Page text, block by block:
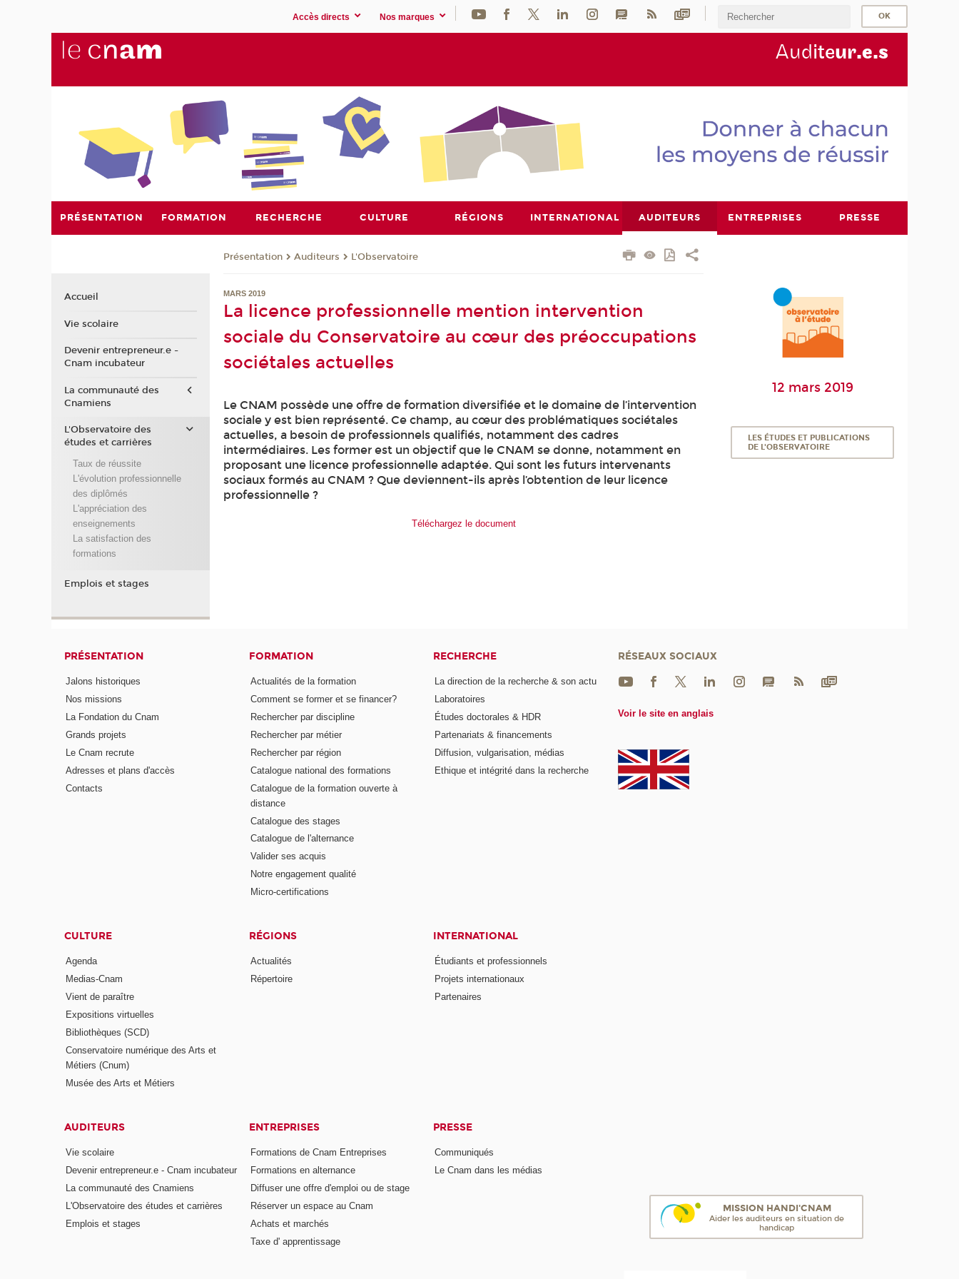
Accès directs Nos marques
Auditeur.e.s
PRÉSENTATION FORMATION RECHERCHE CULTURE RÉGIONS INTERNATIONAL AUDITEURS ENTREPRISES PRESSE
Présentation Auditeurs L'Observatoire
MARS 2019
La licence professionnelle mention intervention
sociale du Conservatoire au cœur des préoccupations
sociétales actuelles
Le CNAM possède une offre de formation diversifiée et le domaine de l’intervention
sociale y est bien représenté. Ce champ, au cœur des problématiques sociétales
actuelles, a besoin de professionnels qualifiés, notamment des cadres
intermédiaires. Les former est un objectif que le CNAM se donne, notamment en
proposant une licence professionnelle adaptée. Qui sont les futurs intervenants
sociaux formés au CNAM ? Que deviennent-ils après l’obtention de leur licence
professionnelle ?
Téléchargez le document
12 mars 2019
LES ÉTUDES ET PUBLICATIONS
DE L'OBSERVATOIRE
Accueil
Vie scolaire
Devenir entrepreneur.e -
Cnam incubateur
La communauté des
Cnamiens
L'Observatoire des
études et carrières
Taux de réussite
L'évolution professionnelle
des diplômés
L'appréciation des
enseignements
La satisfaction des
formations
Emplois et stages
PRÉSENTATION
Jalons historiques
Nos missions
La Fondation du Cnam
Grands projets
Le Cnam recrute
Adresses et plans d'accès
Contacts
FORMATION
Actualités de la formation
Comment se former et se financer?
Rechercher par discipline
Rechercher par métier
Rechercher par région
Catalogue national des formations
Catalogue de la formation ouverte à
distance
Catalogue des stages
Catalogue de l'alternance
Valider ses acquis
Notre engagement qualité
Micro-certifications
RECHERCHE
La direction de la recherche & son actu
Laboratoires
Études doctorales & HDR
Partenariats & financements
Diffusion, vulgarisation, médias
Ethique et intégrité dans la recherche
CULTURE
Agenda
Medias-Cnam
Vient de paraître
Expositions virtuelles
Bibliothèques (SCD)
Conservatoire numérique des Arts et
Métiers (Cnum)
Musée des Arts et Métiers
RÉGIONS
Actualités
Répertoire
INTERNATIONAL
Étudiants et professionnels
Projets internationaux
Partenaires
AUDITEURS
Vie scolaire
Devenir entrepreneur.e - Cnam incubateur
La communauté des Cnamiens
L'Observatoire des études et carrières
Emplois et stages
ENTREPRISES
Formations de Cnam Entreprises
Formations en alternance
Diffuser une offre d'emploi ou de stage
Réserver un espace au Cnam
Achats et marchés
Taxe d' apprentissage
PRESSE
Communiqués
Le Cnam dans les médias
RÉSEAUX SOCIAUX
Voir le site en anglais
MISSION HANDI'CNAM
Aider les auditeurs en situation de
handicap